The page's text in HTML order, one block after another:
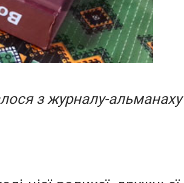
з журналу-альманаху